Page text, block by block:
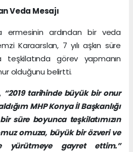
Veda Mesajı
ermesinin ardından bir veda
Karaarslan, 7 yılı aşkın süre
teşkilatında görev yapmanın
olduğunu belirtti.
“2019 tarihinde büyük bir onur
MHP Konya İl Başkanlığı
süre boyunca teşkilatımızın
omuza, büyük bir özveri ve
yürütmeye gayret ettim.”